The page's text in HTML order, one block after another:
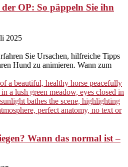
OP: So päppeln Sie ihn
2025
Sie Ursachen, hilfreiche Tipps
Hund zu animieren. Wann zum
Wann das normal ist –